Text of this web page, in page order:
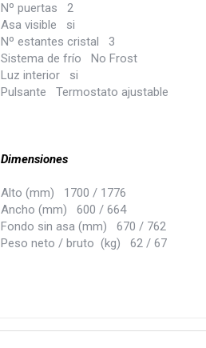
Nº puertas 2
Asa visible si
Nº estantes cristal 3
Sistema de frío No Frost
Luz interior si
Pulsante Termostato ajustable
Dimensiones
Alto (mm) 1700 / 1776
Ancho (mm) 600 / 664
Fondo sin asa (mm) 670 / 762
Peso neto / bruto (kg) 62 / 67